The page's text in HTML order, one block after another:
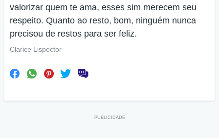
valorizar quem te ama, esses sim merecem seu
respeito. Quanto ao resto, bom, ninguém nunca
precisou de restos para ser feliz.
Clarice Lispector